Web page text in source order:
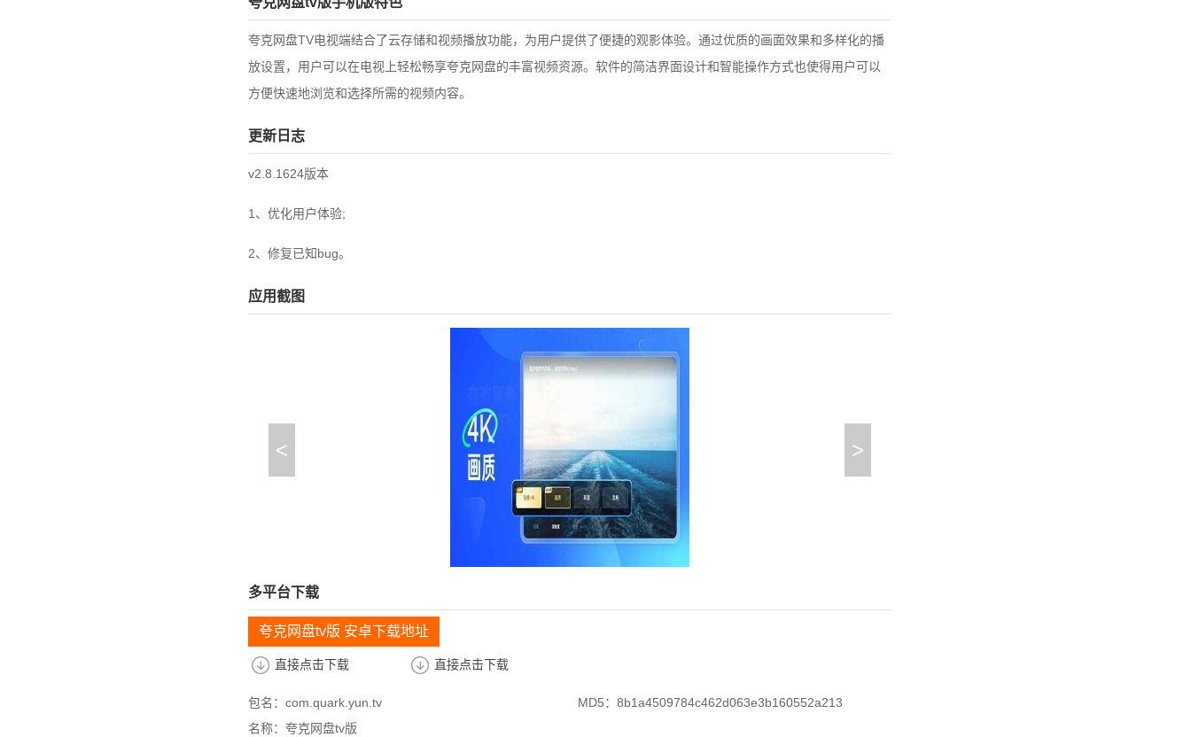
夸克网盘TV电视端结合了云存储和视频播放功能，为用户提供了便捷的观影体验。通过优质的画面效果和多样化的播
放设置，用户可以在电视上轻松畅享夸克网盘的丰富视频资源。软件的简洁界面设计和智能操作方式也使得用户可以
方便快速地浏览和选择所需的视频内容。
更新日志
v2.8.1624版本
1、优化用户体验;
2、修复已知bug。
应用截图
< >
多平台下载
夸克网盘tv版 安卓下载地址
直接点击下载 直接点击下载
包名：com.quark.yun.tv
MD5：8b1a4509784c462d063e3b160552a213
名称：夸克网盘tv版